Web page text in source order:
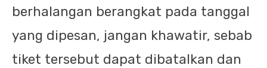
berhalangan berangkat pada tanggal
yang dipesan, jangan khawatir, sebab
tiket tersebut dapat dibatalkan dan